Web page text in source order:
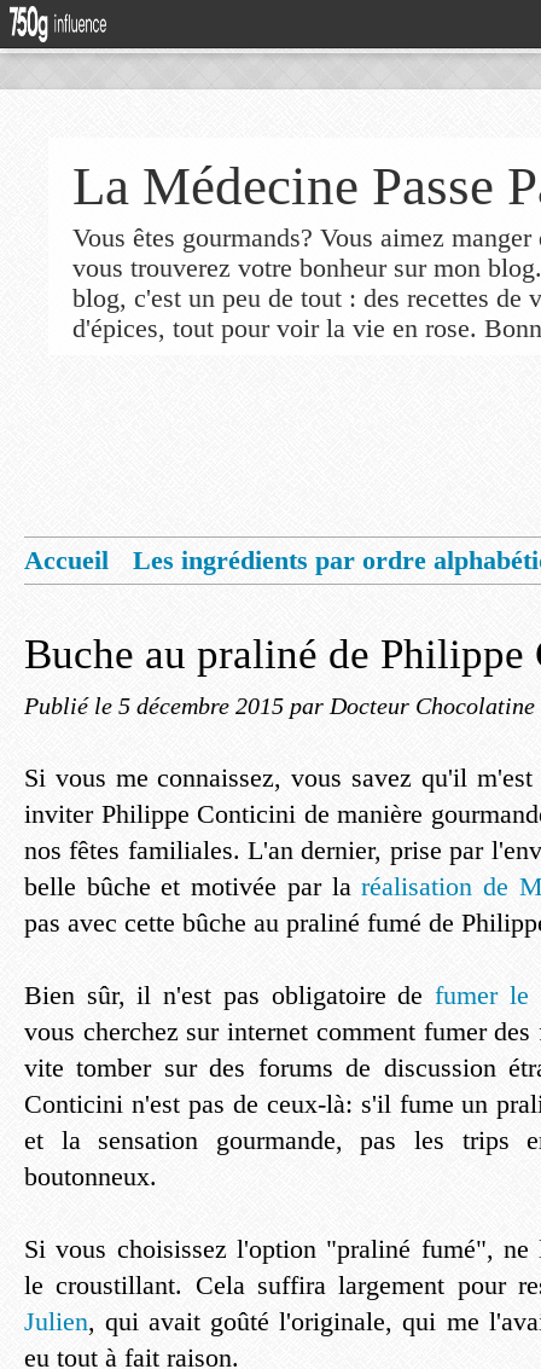
La Médecine Passe
Vous êtes gourmands? Vous aimez
vous trouverez votre bonheur sur mon
blog, c'est un peu de tout : des recettes de
d'épices, tout pour voir la vie en rose.
Accueil
Les ingrédients par ordre
Buche au praliné de
Publié le 5 décembre 2015 par Docteur Chocolatine
Si vous me connaissez, vous savez qu'il
inviter Philippe Conticini de manière
nos fêtes familiales. L'an dernier, prise par
belle bûche et motivée par laréalisation de
pas avec cette bûche au praliné fumé de
Bien sûr, il n'est pas obligatoire defumer le
vous cherchez sur internet comment fumer
vite tomber sur des forums de discussion
Conticini n'est pas de ceux-là: s'il fume un
et la sensation gourmande, pas les trips
boutonneux.
Si vous choisissez l'option "praliné fumé", ne
le croustillant. Cela suffira largement pour
Julien, qui avait goûté l'originale, qui me
eu tout à fait raison.